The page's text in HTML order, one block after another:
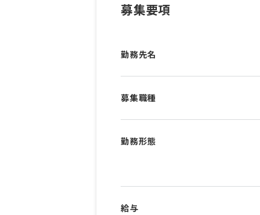
募集要項
勤務先名
募集職種
勤務形態
給与